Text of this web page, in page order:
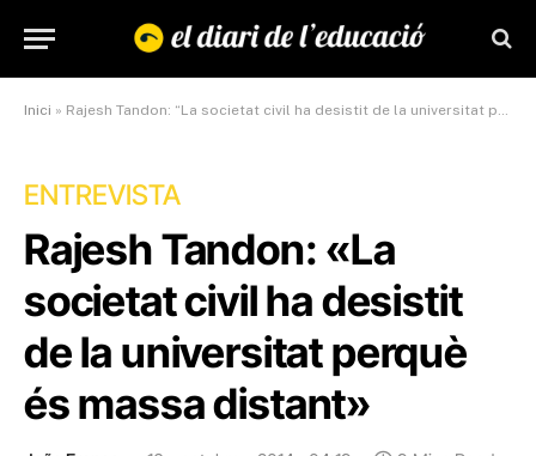
Inici » Rajesh Tandon: “La societat civil ha desistit de la universitat perquè és massa distant”
ENTREVISTA
Rajesh Tandon: «La
societat civil ha desistit
de la universitat perquè
és massa distant»